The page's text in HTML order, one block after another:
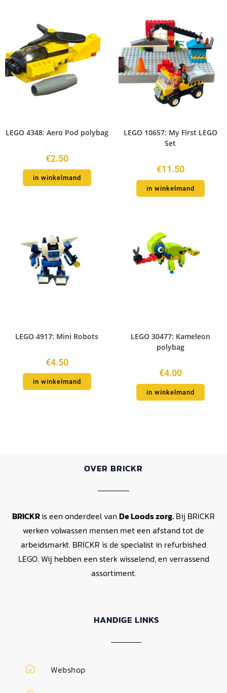
LEGO 4348: Aero Pod polybag
€2.50
in winkelmand
LEGO 10657: My First LEGO
Set
€11.50
in winkelmand
LEGO 4917: Mini Robots
€4.50
in winkelmand
LEGO 30477: Kameleon
polybag
€4.00
in winkelmand
OVER BRICKR
BRICKRis een onderdeel van De Loods zorg. Bij BRICKR
werken volwassen mensen met een afstand tot de
arbeidsmarkt. BRICKR is de specialist in refurbished
LEGO. Wij hebben een sterk wisselend, en verrassend
assortiment.
HANDIGE LINKS
Webshop